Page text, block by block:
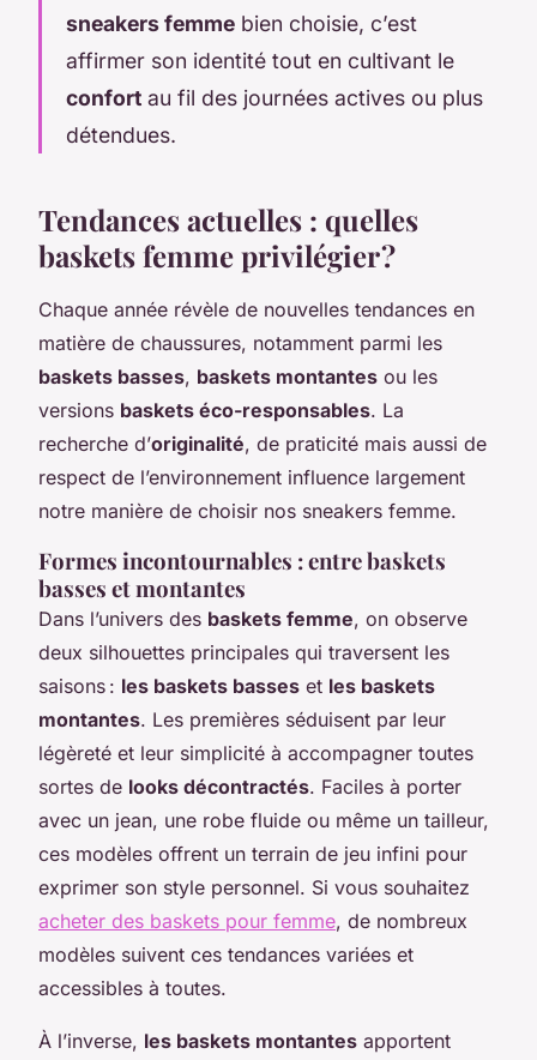
sneakers femme bien choisie, c’est
affirmer son identité tout en cultivant le
confort au fil des journées actives ou plus
détendues.
Tendances actuelles : quelles
baskets femme privilégier ?
Chaque année révèle de nouvelles tendances en
matière de chaussures, notamment parmi les
baskets basses, baskets montantes ou les
versions baskets éco-responsables. La
recherche d’originalité, de praticité mais aussi de
respect de l’environnement influence largement
notre manière de choisir nos sneakers femme.
Formes incontournables : entre baskets
basses et montantes
Dans l’univers des baskets femme, on observe
deux silhouettes principales qui traversent les
saisons : les baskets basses et les baskets
montantes. Les premières séduisent par leur
légèreté et leur simplicité à accompagner toutes
sortes de looks décontractés. Faciles à porter
avec un jean, une robe fluide ou même un tailleur,
ces modèles offrent un terrain de jeu infini pour
exprimer son style personnel. Si vous souhaitez
acheter des baskets pour femme, de nombreux
modèles suivent ces tendances variées et
accessibles à toutes.
À l’inverse, les baskets montantes apportent